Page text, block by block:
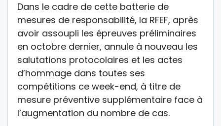
Dans le cadre de cette batterie de
mesures de responsabilité, la RFEF, après
avoir assoupli les épreuves préliminaires
en octobre dernier, annule à nouveau les
salutations protocolaires et les actes
d’hommage dans toutes ses
compétitions ce week-end, à titre de
mesure préventive supplémentaire face à
l’augmentation du nombre de cas.